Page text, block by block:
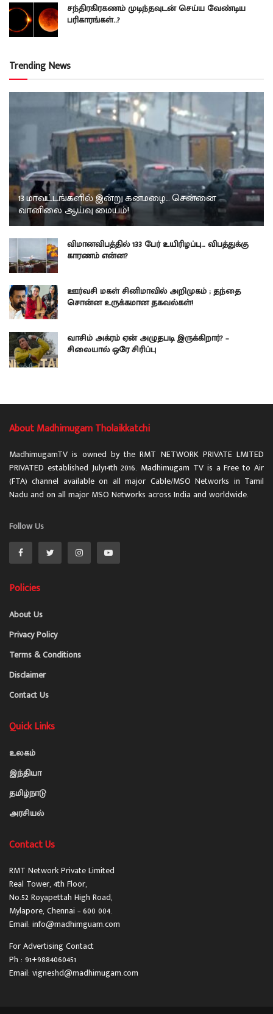
சந்திரகிரகணம் முடிந்தவுடன் செய்ய வேண்டிய
பரிகாரங்கள்..?
Trending News
13 மாவட்டங்களில் இன்று கனமழை… சென்னை
வானிலை ஆய்வு மையம்!
விமானவிபத்தில் 133 பேர் உயிரிழப்பு… விபத்துக்கு
காரணம் என்ன?
ஊர்வசி மகள் சினிமாவில் அறிமுகம் ; தந்தை
சொன்ன உருக்கமான தகவல்கள்!
வாசிம் அக்ரம் ஏன் அழுதபடி இருக்கிறார்? –
சிலையால் ஒரே சிரிப்பு
About Madhimugam Tholaikkatchi
MadhimugamTV is owned by the RMT NETWORK PRIVATE LMITED
PRIVATED established July14th 2016. Madhimugam TV is a Free to Air
(FTA) channel available on all major Cable/MSO Networks in Tamil
Nadu and on all major MSO Networks across India and worldwide.
Follow Us
Policies
About Us
Privacy Policy
Terms & Conditions
Disclaimer
Contact Us
Quick Links
உலகம்
இந்தியா
தமிழ்நாடு
அரசியல்
Contact Us
RMT Network Private Limited
Real Tower, 4th Floor,
No.52 Royapettah High Road,
Mylapore, Chennai – 600 004.
Email: info@madhimguam.com
For Advertising Contact
Ph : 91+9884060451
Email: vigneshd@madhimugam.com